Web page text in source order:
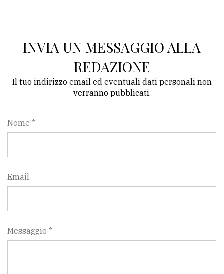
Cookie
INVIA UN MESSAGGIO ALLA
REDAZIONE
Il tuo indirizzo email ed eventuali dati personali non
verranno pubblicati.
Nome *
Email
Messaggio *